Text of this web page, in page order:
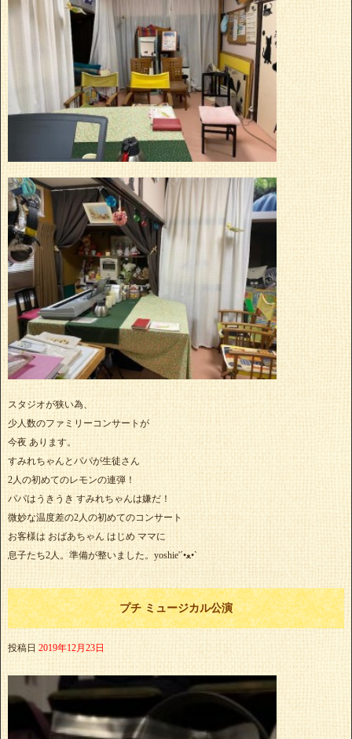
スタジオが狭い為、
少人数のファミリーコンサートが
今夜 あります。
すみれちゃんとパパが生徒さん
2人の初めてのレモンの連弾！
パパはうきうき すみれちゃんは嫌だ！
微妙な温度差の2人の初めてのコンサート
お客様は おばあちゃん はじめ ママに
息子たち2人。準備が整いました。yoshie'‎´•ﻌ•`
プチ ミュージカル公演
投稿日 2019年12月23日